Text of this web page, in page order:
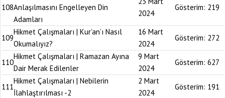
108Anlaşılmasını Engelleyen Din
Adamları
2024
Gösterim: 219
109
Hikmet Çalışmaları | Kur’an’ı Nasıl
Okumalıyız?
16 Mart
2024
Gösterim: 272
110
Hikmet Çalışmaları | Ramazan Ayına
Dair Merak Edilenler
9 Mart
2024
Gösterim: 627
111
Hikmet Çalışmaları | Nebilerin
İlahlaştırılması -2
2 Mart
2024
Gösterim: 191